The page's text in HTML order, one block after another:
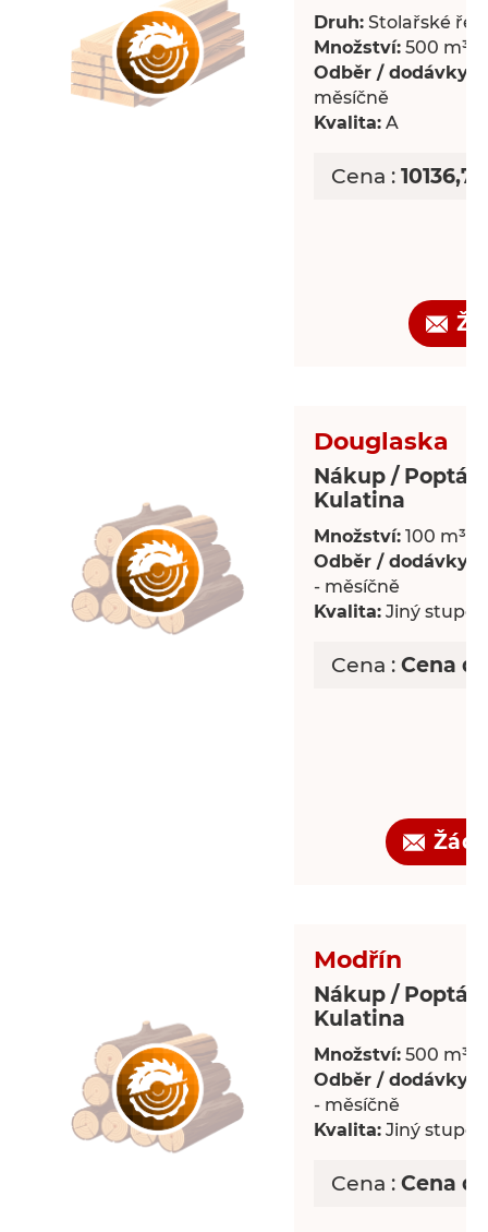
Druh: Stolařské
Množství: 500 m³
Odběr / dodávky:
měsíčně
Kvalita: A
Cena :
Douglaska
Nákup /
Kulatina
Množství: 100 m³
Odběr / dodávky:
- měsíčně
Kvalita: Jiný
Cena : Cena
Modřín
Nákup /
Kulatina
Množství: 500 m³
Odběr / dodávky:
- měsíčně
Kvalita: Jiný
Cena : Cena